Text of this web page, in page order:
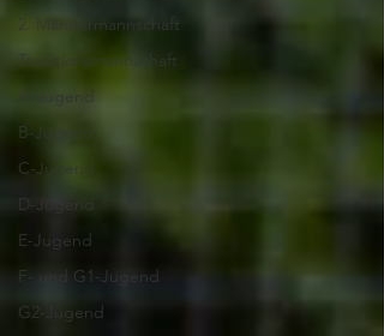
2. Männermannschaft
Traditionsmannschaft
A-Jugend
B-Jugend
C-Jugend
D-Jugend
E-Jugend
F- und G1-Jugend
G2-Jugend